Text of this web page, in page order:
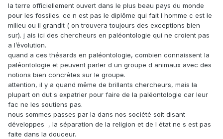
Nationale Constituante (ANC)... cf. le Printemps arabe et tout
le bordel qui a suivi. En termes de combat pour la survie, j'ai
Il est aussi membre du Forum démocratique pour le travail et
de Ennahdha ... Que demander de plus ?
Bref, pour moi, c'est la fac qui a déconné en laissant ce
type diriger une telle recherche. Qu'il y ait des gens qui
croient à ce genre de chose, pourquoi pas, c'est leur droit
et on peut trouver plein d'explications mais que des
universitaires laissent faire .... !
la terre officiellement ouvert dans le plus beau pays du monde
pour les fossiles. ce n est pas le diplôme qui fait l homme c est le
milieu ou il grandit ( on trouvera toujours des exceptions bien
sur). j ais ici des chercheurs en paléontologie qui ne croient pas
a l’évolution.
quand a ces thésards en paléontologie, combien connaissent la
paléontologie et peuvent parler d un groupe d animaux avec des
notions bien concrètes sur le groupe.
attention, il y a quand même de brillants chercheurs, mais la
plupart on dut s expatrier pour faire de la paléontologie car leur
fac ne les soutiens pas.
nous sommes passes par la dans nos société soit disant
développes , la séparation de la religion et de l état ne s est pas
faite dans la douceur.